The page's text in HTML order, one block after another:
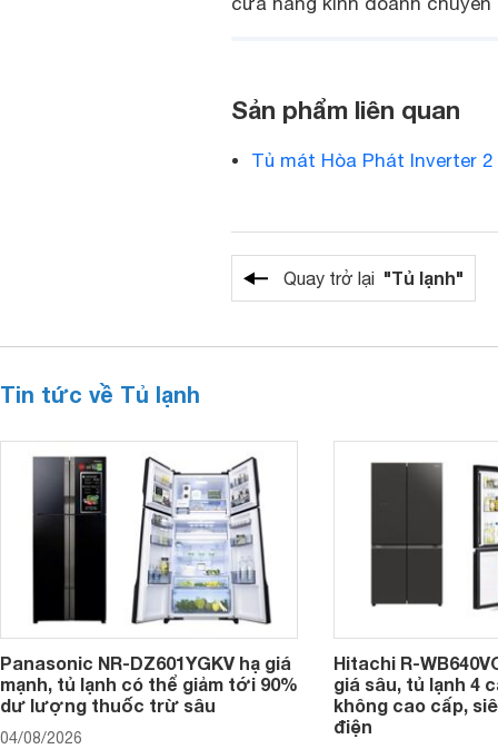
Sản phẩm liên quan
Tủ mát Hòa Phát Inverter 2
Quay trở lại "Tủ lạnh"
Tin tức về Tủ lạnh
Panasonic NR-DZ601YGKV hạ giá
mạnh, tủ lạnh có thể giảm tới 90%
dư lượng thuốc trừ sâu
04/08/2026
Hitachi R-
giá sâu, tủ lạnh 4
không cao cấp,
điện